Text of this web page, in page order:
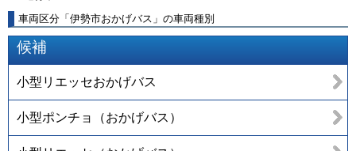
車両区分「伊勢市おかげバス」の車両種別
候補
小型リエッセおかげバス
小型ポンチョ（おかげバス）